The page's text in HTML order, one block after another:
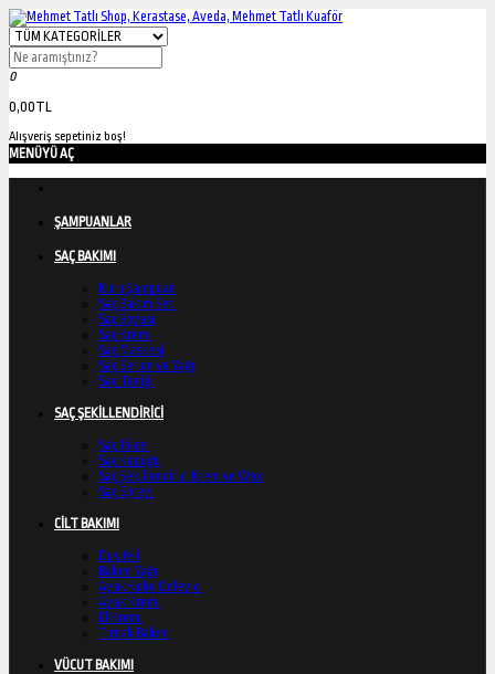
0
0,00TL
Alışveriş sepetiniz boş!
MENÜYÜ AÇ
ŞAMPUANLAR
SAÇ BAKIMI
Kuru Şampuan
Saç Bakım Seti
Saç Boyası
Saç Kremi
Saç Maskesi
Saç Serum ve Yağı
Saç Toniği
SAÇ ŞEKİLLENDİRİCİ
Saç Jölesi
Saç Köpüğü
Saç Şekillendirici Krem ve Wax
Saç Spreyi
CİLT BAKIMI
Duş Jeli
Bakım Yağı
Ayak Koku Önleyici
Ayak Kremi
El Kremi
Tırnak Bakım
VÜCUT BAKIMI